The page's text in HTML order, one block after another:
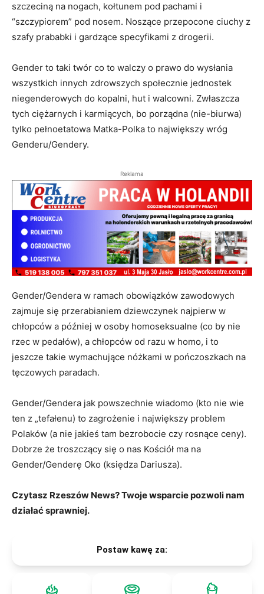
szczeciną na nogach, kołtunem pod pachami i
“szczypiorem” pod nosem. Noszące przepocone ciuchy z
szafy prababki i gardzące specyfikami z drogerii.
Gender to taki twór co to walczy o prawo do wysłania
wszystkich innych zdrowszych społecznie jednostek
niegenderowych do kopalni, hut i walcowni. Zwłaszcza
tych ciężarnych i karmiących, bo porządna (nie-biurwa)
tylko pełnoetatowa Matka-Polka to największy wróg
Genderu/Gendery.
Reklama
Gender/Gendera w ramach obowiązków zawodowych
zajmuje się przerabianiem dziewczynek najpierw w
chłopców a później w osoby homoseksualne (co by nie
rzec w pedałów), a chłopców od razu w homo, i to
jeszcze takie wymachujące nóżkami w pończoszkach na
tęczowych paradach.
Gender/Gendera jak powszechnie wiadomo (kto nie wie
ten z „tefałenu) to zagrożenie i największy problem
Polaków (a nie jakieś tam bezrobocie czy rosnące ceny).
Dobrze że troszczący się o nas Kościół ma na
Gender/Genderę Oko (księdza Dariusza).
Czytasz Rzeszów News? Twoje wsparcie pozwoli nam
działać sprawniej.
Postaw kawę za: